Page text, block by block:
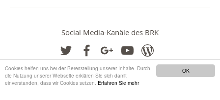
OK
Cookies helfen uns bei der Bereitstellung unserer Inhalte. Durch
die Nutzung unserer Webseite erklären Sie sich damit
einverstanden, dass wir Cookies setzen. Erfahren Sie mehr
Social Media-Kanäle des BRK